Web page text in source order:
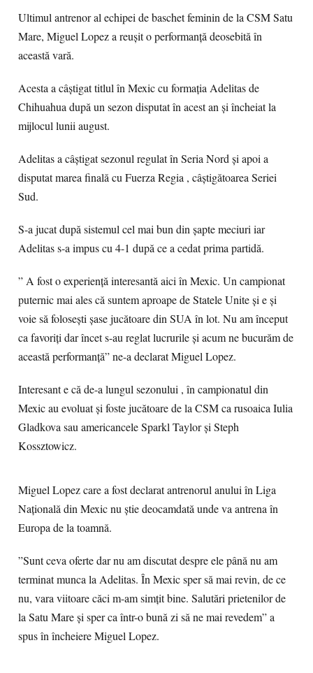
Ultimul antrenor al echipei de baschet feminin de la CSM Satu
Mare, Miguel Lopez a reușit o performanță deosebită în
această vară.
Acesta a câștigat titlul în Mexic cu formația Adelitas de
Chihuahua după un sezon disputat în acest an și încheiat la
mijlocul lunii august.
Adelitas a câștigat sezonul regulat în Seria Nord și apoi a
disputat marea finală cu Fuerza Regia , câștigătoarea Seriei
Sud.
S-a jucat după sistemul cel mai bun din șapte meciuri iar
Adelitas s-a impus cu 4-1 după ce a cedat prima partidă.
” A fost o experiență interesantă aici în Mexic. Un campionat
puternic mai ales că suntem aproape de Statele Unite și e și
voie să folosești șase jucătoare din SUA în lot. Nu am început
ca favoriți dar încet s-au reglat lucrurile și acum ne bucurăm de
această performanță” ne-a declarat Miguel Lopez.
Interesant e că de-a lungul sezonului , în campionatul din
Mexic au evoluat și foste jucătoare de la CSM ca rusoaica Iulia
Gladkova sau americancele Sparkl Taylor și Steph
Kossztowicz.
Miguel Lopez care a fost declarat antrenorul anului în Liga
Națională din Mexic nu știe deocamdată unde va antrena în
Europa de la toamnă.
”Sunt ceva oferte dar nu am discutat despre ele până nu am
terminat munca la Adelitas. În Mexic sper să mai revin, de ce
nu, vara viitoare căci m-am simțit bine. Salutări prietenilor de
la Satu Mare și sper ca într-o bună zi să ne mai revedem” a
spus în încheiere Miguel Lopez.